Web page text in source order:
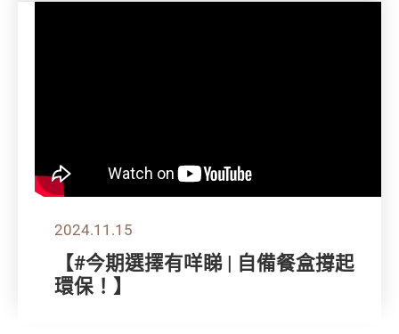
2024.11.15
【#今期選擇有咩睇 | 自備餐盒撐起
環保！】